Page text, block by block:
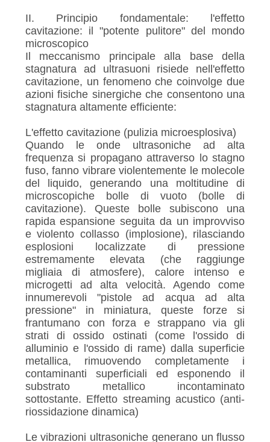
II. Principio fondamentale: l'effetto
cavitazione: il "potente pulitore" del mondo
microscopico
Il meccanismo principale alla base della
stagnatura ad ultrasuoni risiede nell'effetto
cavitazione, un fenomeno che coinvolge due
azioni fisiche sinergiche che consentono una
stagnatura altamente efficiente:
L'effetto cavitazione (pulizia microesplosiva)
Quando le onde ultrasoniche ad alta
frequenza si propagano attraverso lo stagno
fuso, fanno vibrare violentemente le molecole
del liquido, generando una moltitudine di
microscopiche bolle di vuoto (bolle di
cavitazione). Queste bolle subiscono una
rapida espansione seguita da un improvviso
e violento collasso (implosione), rilasciando
esplosioni localizzate di pressione
estremamente elevata (che raggiunge
migliaia di atmosfere), calore intenso e
microgetti ad alta velocità. Agendo come
innumerevoli "pistole ad acqua ad alta
pressione" in miniatura, queste forze si
frantumano con forza e strappano via gli
strati di ossido ostinati (come l'ossido di
alluminio e l'ossido di rame) dalla superficie
metallica, rimuovendo completamente i
contaminanti superficiali ed esponendo il
substrato metallico incontaminato
sottostante. Effetto streaming acustico (anti-
riossidazione dinamica)
Le vibrazioni ultrasoniche generano un flusso